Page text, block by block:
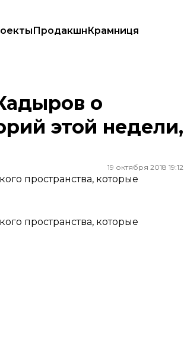
ПродакшнКрамниця
которые нас удивили
о
этой недели,
19 октября 2018 19:12
пространства, которые
пространства, которые